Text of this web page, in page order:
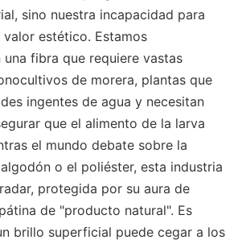
sino nuestra incapacidad para
estético. Estamos
fibra que requiere vastas
de morera, plantas que
ingentes de agua y necesitan
que el alimento de la larva
el mundo debate sobre la
o el poliéster, esta industria
protegida por su aura de
de "producto natural". Es
brillo superficial puede cegar a los